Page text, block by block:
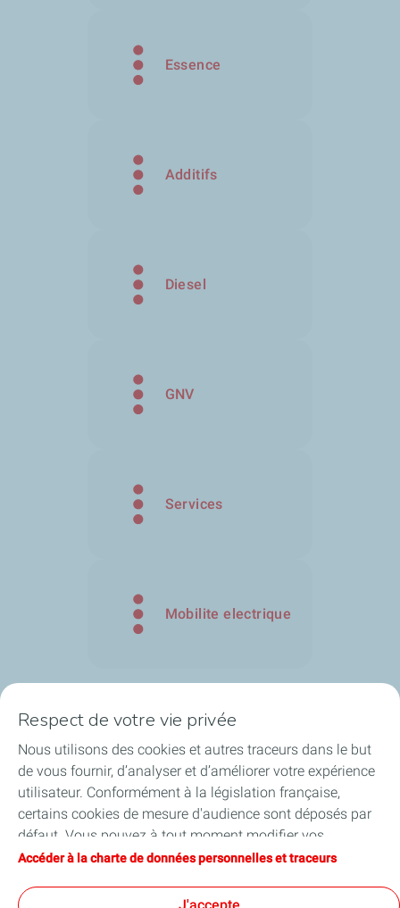
Essence
Additifs
Diesel
GNV
Services
Mobilite electrique
Liens utiles
Respect de votre vie privée
Nous utilisons des cookies et autres traceurs dans le but
de vous fournir, d’analyser et d’améliorer votre expérience
utilisateur. Conformément à la législation française,
certains cookies de mesure d'audience sont déposés par
défaut. Vous pouvez à tout moment modifier vos
paramètres de cookies en cliquant sur le bouton « Gérer
vous acceptez le dépôt de l’ensemble des cookies. Dans le
Accéder à la charte de données personnelles et traceurs